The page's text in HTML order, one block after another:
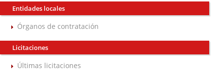
Entidades locales
Órganos de contratación
Licitaciones
Últimas licitaciones